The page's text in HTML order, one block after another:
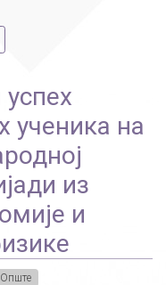
ученика на
из
и
Опште